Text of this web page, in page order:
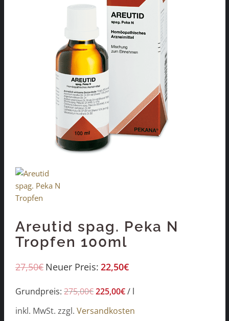
Areutid spag. Peka N
Tropfen 100ml
27,50€ Neuer Preis: 22,50€
Grundpreis: 275,00€225,00€/ l
inkl. MwSt. zzgl. Versandkosten